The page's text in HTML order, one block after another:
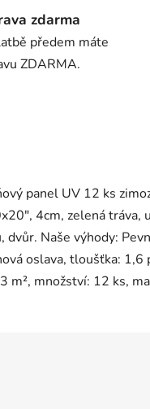
zdarma
předem máte
ZDARMA.
panel UV 12 ks
4cm, zelená
dvůr. Naše výhody:
oslava, tloušťka:
m², množství: 12 ks,